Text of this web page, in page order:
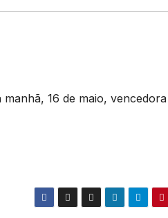
16 de maio,